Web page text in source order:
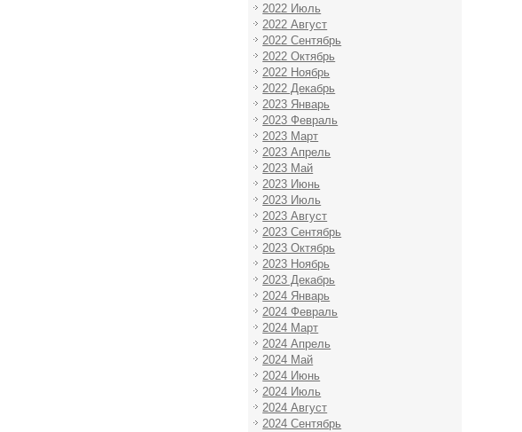
2022 Июль
2022 Август
2022 Сентябрь
2022 Октябрь
2022 Ноябрь
2022 Декабрь
2023 Январь
2023 Февраль
2023 Март
2023 Апрель
2023 Май
2023 Июнь
2023 Июль
2023 Август
2023 Сентябрь
2023 Октябрь
2023 Ноябрь
2023 Декабрь
2024 Январь
2024 Февраль
2024 Март
2024 Апрель
2024 Май
2024 Июнь
2024 Июль
2024 Август
2024 Сентябрь